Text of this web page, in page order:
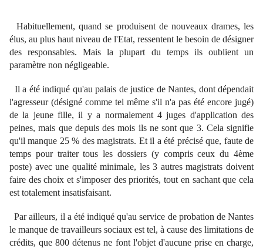
Habituellement, quand se produisent de nouveaux drames, les
élus, au plus haut niveau de l'Etat, ressentent le besoin de désigner
des responsables. Mais la plupart du temps ils oublient un
paramètre non négligeable.
Il a été indiqué qu'au palais de justice de Nantes, dont dépendait
l'agresseur (désigné comme tel même s'il n'a pas été encore jugé)
de la jeune fille, il y a normalement 4 juges d'application des
peines, mais que depuis des mois ils ne sont que 3. Cela signifie
qu'il manque 25 % des magistrats. Et il a été précisé que, faute de
temps pour traiter tous les dossiers (y compris ceux du 4ème
poste) avec une qualité minimale, les 3 autres magistrats doivent
faire des choix et s'imposer des priorités, tout en sachant que cela
est totalement insatisfaisant.
Par ailleurs, il a été indiqué qu'au service de probation de Nantes
le manque de travailleurs sociaux est tel, à cause des limitations de
crédits, que 800 détenus ne font l'objet d'aucune prise en charge,